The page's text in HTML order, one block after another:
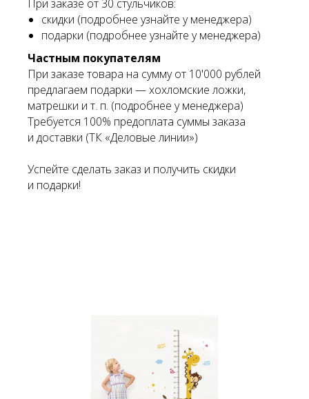
При заказе от 30 стульчиков:
скидки (подробнее узнайте у менеджера)
подарки (подробнее узнайте у менеджера)
Частным покупателям
При заказе товара на сумму от 10'000 рублей
предлагаем подарки — хохломские ложки,
матрешки и т. п. (подробнее у менеджера)
Требуется 100% предоплата суммы заказа
и доставки (ТК «Деловые линии»)
Успейте сделать заказ и получить скидки
и подарки!